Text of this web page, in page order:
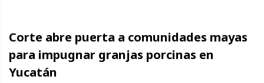
Corte abre puerta a comunidades mayas
para impugnar granjas porcinas en
Yucatán